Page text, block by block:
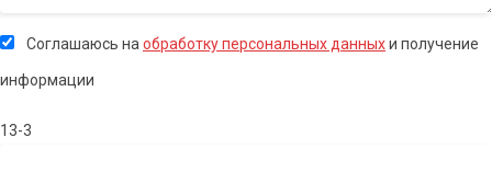
Соглашаюсь на обработку персональных данныхи получение
информации
13-3